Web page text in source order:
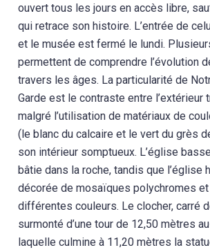
ouvert tous les jours en accès libre,
qui retrace son histoire. L’entrée de
et le musée est fermé le lundi.
permettent de comprendre l’évolution
travers les âges. La particularité de
Garde est le contraste entre l’extérieur
malgré l’utilisation de matériaux de
(le blanc du calcaire et le vert du grès
son intérieur somptueux. L’église
bâtie dans la roche, tandis que l’église
décorée de mosaïques polychromes
différentes couleurs. Le clocher, carré
surmonté d’une tour de 12,50 mètres
laquelle culmine à 11,20 mètres la